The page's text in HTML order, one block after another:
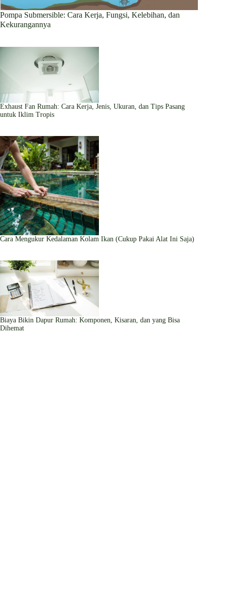
Pompa Submersible: Cara Kerja, Fungsi, Kelebihan, dan
Kekurangannya
Exhaust Fan Rumah: Cara Kerja, Jenis, Ukuran, dan Tips Pasang
untuk Iklim Tropis
Cara Mengukur Kedalaman Kolam Ikan (Cukup Pakai Alat Ini Saja)
Biaya Bikin Dapur Rumah: Komponen, Kisaran, dan yang Bisa
Dihemat